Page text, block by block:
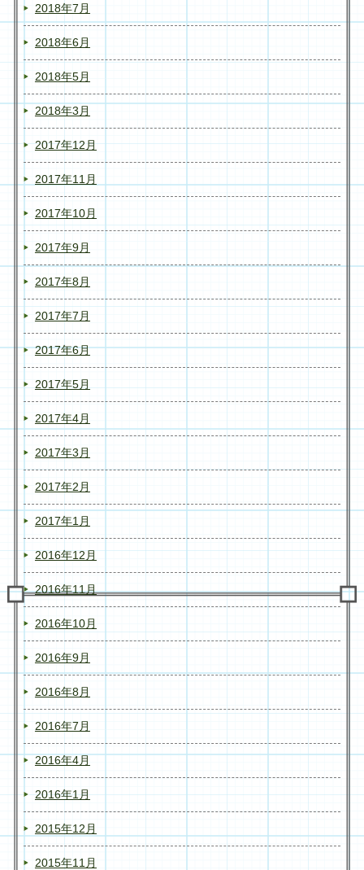
2018年7月
2018年6月
2018年5月
2018年3月
2017年12月
2017年11月
2017年10月
2017年9月
2017年8月
2017年7月
2017年6月
2017年5月
2017年4月
2017年3月
2017年2月
2017年1月
2016年12月
2016年11月
2016年10月
2016年9月
2016年8月
2016年7月
2016年4月
2016年1月
2015年12月
2015年11月